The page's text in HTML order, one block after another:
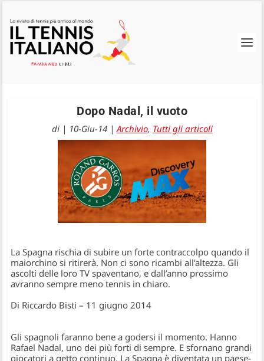
Dopo Nadal, il vuoto
di | 10-Giu-14|Archivio, Tutti gli articoli
La Spagna rischia di subire un forte contraccolpo quando il
maiorchino si ritirerà. Non ci sono ricambi all’altezza. Gli
ascolti delle loro TV spaventano, e dall’anno prossimo
avranno sempre meno tennis in chiaro.
Di Riccardo Bisti – 11 giugno 2014
Gli spagnoli faranno bene a godersi il momento. Hanno
Rafael Nadal, uno dei più forti di sempre. E sfornano grandi
giocatori a getto continuo. La Spagna è diventata un paese-